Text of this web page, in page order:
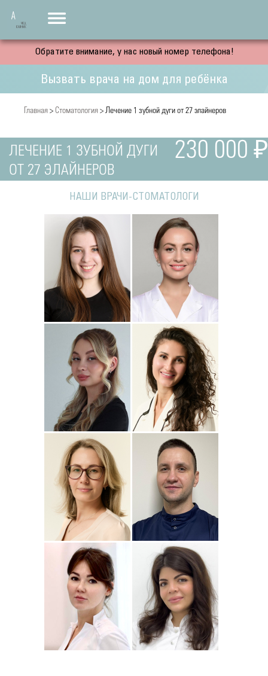
Обратите внимание, у нас новый номер телефона!
Вызвать врача на дом для ребёнка
Главная > Стоматология > Лечение 1 зубной дуги от 27 элайнеров
230 000 ₽
ЛЕЧЕНИЕ 1 ЗУБНОЙ ДУГИ
ОТ 27 ЭЛАЙНЕРОВ
НАШИ ВРАЧИ-СТОМАТОЛОГИ
Подробнее
Джумаева
Амина
Стоматолог-ортопед
Подробнее
о Наталья
Стоматолог-терапевт
Подробнеео Полина
Соколовская
Стоматолог-терапевт
Подробнее о
Прохорова
Анастасия
Стоматолог-терапевт
Подробнеео
Сейфетдинова
Юлия
Стоматолог-ортодонт
Подробнеео
Симонов
Стоматолог детский
Подробнее о
Ситдикова
Стоматолог-хирург
Подробнеео
Тумасян
Стоматолог-терапевт